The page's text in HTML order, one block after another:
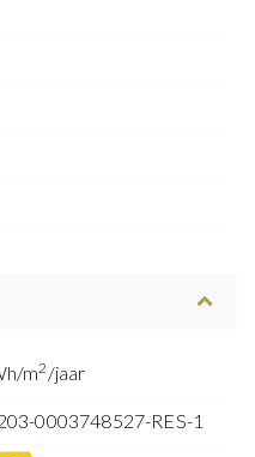
m2 /jaar
0003748527-RES-1